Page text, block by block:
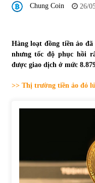
Top 10
Tự
06/
31/
Bất ổn từ
31/
Chung Coin 26/
Hàng loạt đồng tiền ảo
nhưng tốc độ phục hồi
được giao dịch ở mức
>> Thị trường tiền ảo đỏ